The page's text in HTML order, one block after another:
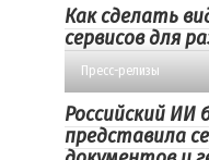
Как сделать
сервисов для
Пресс-релизы
Российский ИИ
представила